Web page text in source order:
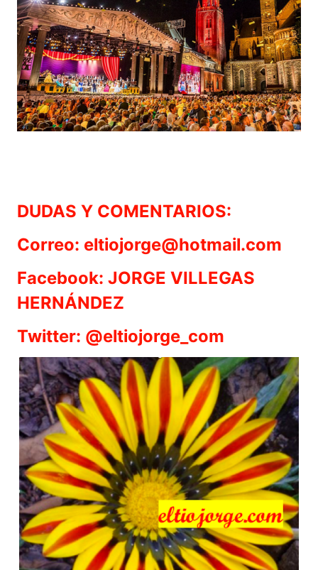
DUDAS Y COMENTARIOS:
Correo: eltiojorge@hotmail.com
Facebook: JORGE VILLEGAS
HERNÁNDEZ
Twitter: @eltiojorge_com